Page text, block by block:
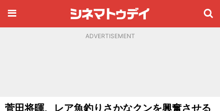
ADVERTISEMENT
菅田将暉、レア魚釣りさかなクンを興奮させる